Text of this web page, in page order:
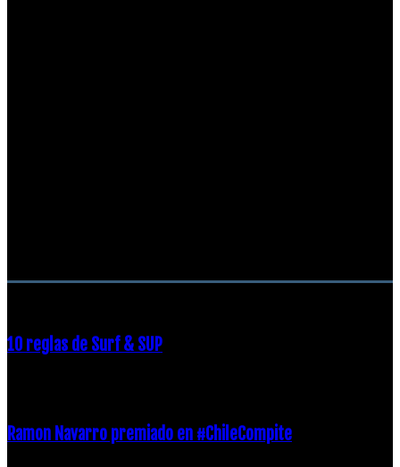
10 reglas de Surf & SUP
Ramon Navarro premiado en #ChileCompite